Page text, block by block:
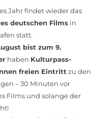
Jahr findet wieder das
deutschen Films in
statt.
bist zum 9.
haben Kulturpass-
freien Eintritt zu den
– 30 Minuten vor
Films und solange der